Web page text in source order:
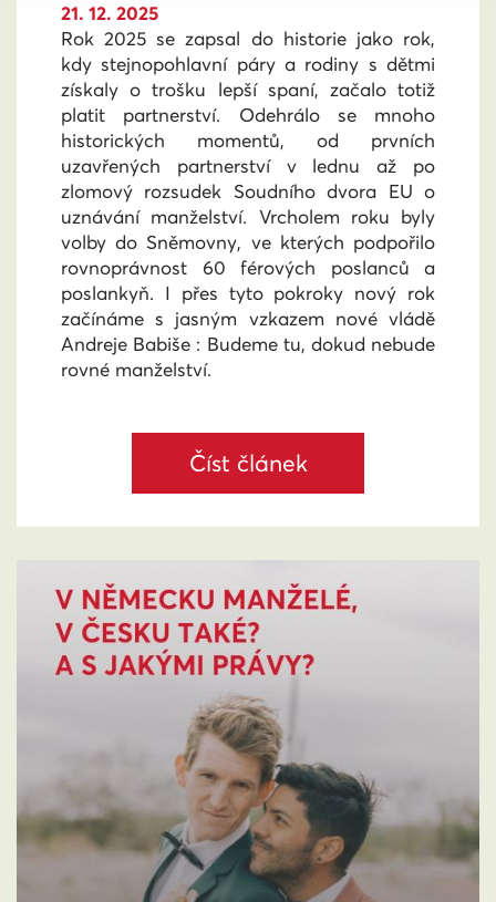
21. 12. 2025
Rok 2025 se zapsal do historie jako rok,
kdy stejnopohlavní páry a rodiny s dětmi
získaly o trošku lepší spaní, začalo totiž
platit partnerství. Odehrálo se mnoho
historických momentů, od prvních
uzavřených partnerství v lednu až po
zlomový rozsudek Soudního dvora EU o
uznávání manželství. Vrcholem roku byly
volby do Sněmovny, ve kterých podpořilo
rovnoprávnost 60 férových poslanců a
poslankyň. I přes tyto pokroky nový rok
začínáme s jasným vzkazem nové vládě
Andreje Babiše : Budeme tu, dokud nebude
rovné manželství.
Číst článek